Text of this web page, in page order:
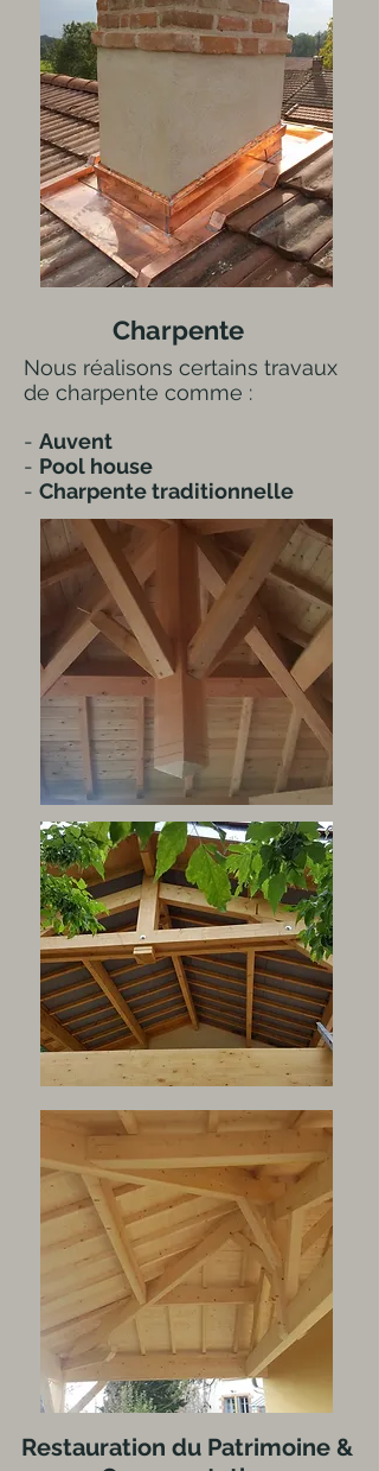
Charpente
Nous réalisons certains travaux
de charpente comme :
- Auvent
- Pool house
- Charpente traditionnelle
Restauration du Patrimoine &